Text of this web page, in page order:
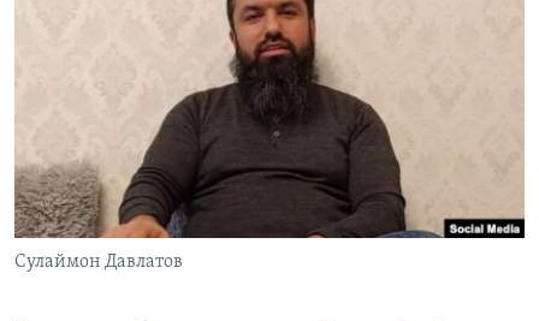
ГУЗОРИШҲОИ РАДИОӢ
Ҳамаи сомонаҳои RFE/RL
Сулаймон Давлатов